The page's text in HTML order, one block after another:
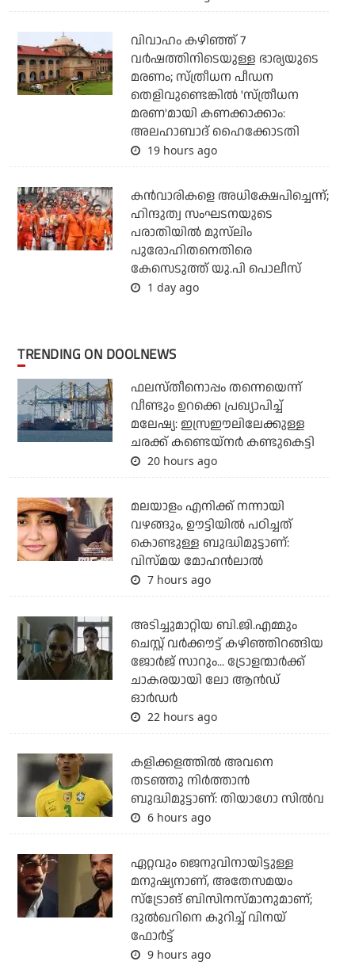
വിവാഹം കഴിഞ്ഞ് 7
വര്‍ഷത്തിനിടെയുള്ള ഭാര്യയുടെ
മരണം; സ്ത്രീധന പീഡന
തെളിവുണ്ടെങ്കില്‍ 'സ്ത്രീധന
മരണ'മായി കണക്കാക്കാം:
അലഹാബാദ് ഹൈക്കോടതി
19 hours ago
കന്‍വാരികളെ അധിക്ഷേപിച്ചെന്ന്;
ഹിന്ദുത്വ സംഘടനയുടെ
പരാതിയില്‍ മുസ്‌ലിം
പുരോഹിതനെതിരെ
കേസെടുത്ത് യു.പി പൊലീസ്
1 day ago
TRENDING ON DOOLNEWS
ഫലസ്തീനൊപ്പം തന്നെയെന്ന്
വീണ്ടും ഉറക്കെ പ്രഖ്യാപിച്ച്
മലേഷ്യ: ഇസ്രഈലിലേക്കുള്ള
ചരക്ക് കണ്ടെയ്‌നര്‍ കണ്ടുകെട്ടി
20 hours ago
മലയാളം എനിക്ക് നന്നായി
വഴങ്ങും, ഊട്ടിയില്‍ പഠിച്ചത്
കൊണ്ടുള്ള ബുദ്ധിമുട്ടാണ്:
വിസ്മയ മോഹന്‍ലാല്‍
7 hours ago
അടിച്ചുമാറ്റിയ ബി.ജി.എമ്മും
ചെസ്റ്റ് വര്‍ക്കൗട്ട് കഴിഞ്ഞിറങ്ങിയ
ജോര്‍ജ് സാറും... ട്രോളന്മാര്‍ക്ക്
ചാകരയായി ലോ ആന്‍ഡ്
ഓര്‍ഡര്‍
22 hours ago
കളിക്കളത്തില്‍ അവനെ
തടഞ്ഞു നിര്‍ത്താന്‍
ബുദ്ധിമുട്ടാണ്: തിയാഗോ സില്‍വ
6 hours ago
ഏറ്റവും ജെനുവിനായിട്ടുള്ള
മനുഷ്യനാണ്, അതേസമയം
സ്‌ട്രോങ് ബിസിനസ്മാനുമാണ്;
ദുല്‍ഖറിനെ കുറിച്ച് വിനയ്
ഫോര്‍ട്ട്
9 hours ago